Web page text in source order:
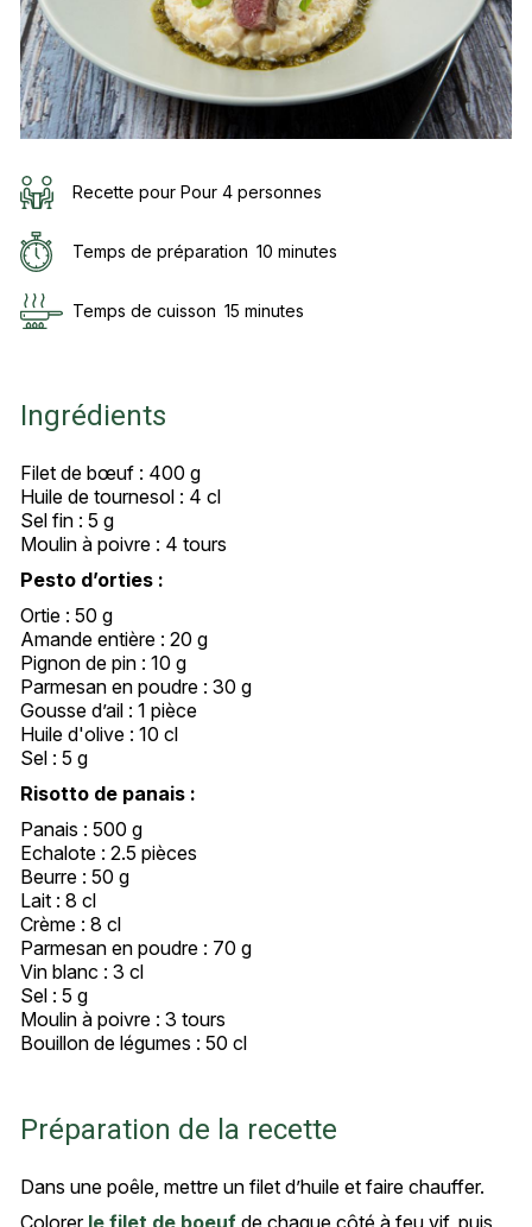
Recette pour Pour 4 personnes
Temps de préparation 10 minutes
Temps de cuisson 15 minutes
Ingrédients
Filet de bœuf : 400 g
Huile de tournesol : 4 cl
Sel fin : 5 g
Moulin à poivre : 4 tours
Pesto d’orties :
Ortie : 50 g
Amande entière : 20 g
Pignon de pin : 10 g
Parmesan en poudre : 30 g
Gousse d’ail : 1 pièce
Huile d'olive : 10 cl
Sel : 5 g
Risotto de panais :
Panais : 500 g
Echalote : 2.5 pièces
Beurre : 50 g
Lait : 8 cl
Crème : 8 cl
Parmesan en poudre : 70 g
Vin blanc : 3 cl
Sel : 5 g
Moulin à poivre : 3 tours
Bouillon de légumes : 50 cl
Préparation de la recette
Dans une poêle, mettre un filet d’huile et faire chauffer.
Colorer le filet de boeuf de chaque côté à feu vif, puis